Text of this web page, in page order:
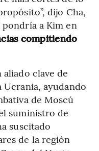
dijo Cha,
a Kim en
compitiendo
clave de
ayudando
de Moscú
suministro de
suscitado
de la región